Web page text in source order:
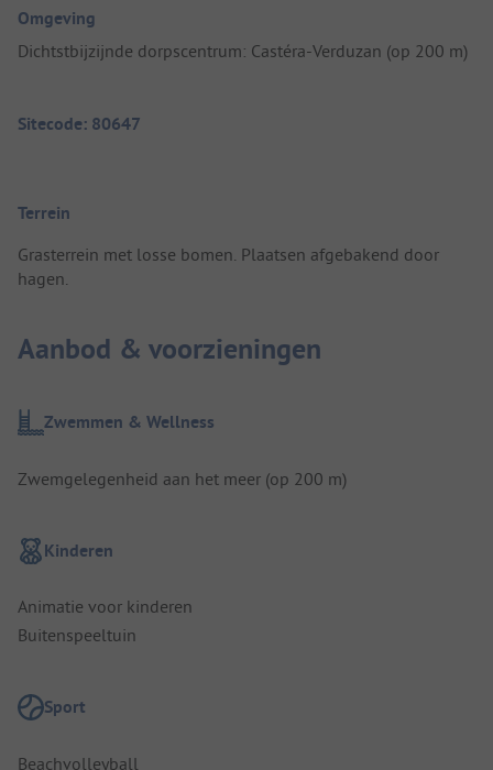
Omgeving
Dichtstbijzijnde dorpscentrum: Castéra-Verduzan (op 200 m)
Sitecode: 80647
Terrein
Grasterrein met losse bomen. Plaatsen afgebakend door
hagen.
Aanbod & voorzieningen
Zwemmen & Wellness
Zwemgelegenheid aan het meer (op 200 m)
Kinderen
Animatie voor kinderen
Buitenspeeltuin
Sport
Beachvolleyball